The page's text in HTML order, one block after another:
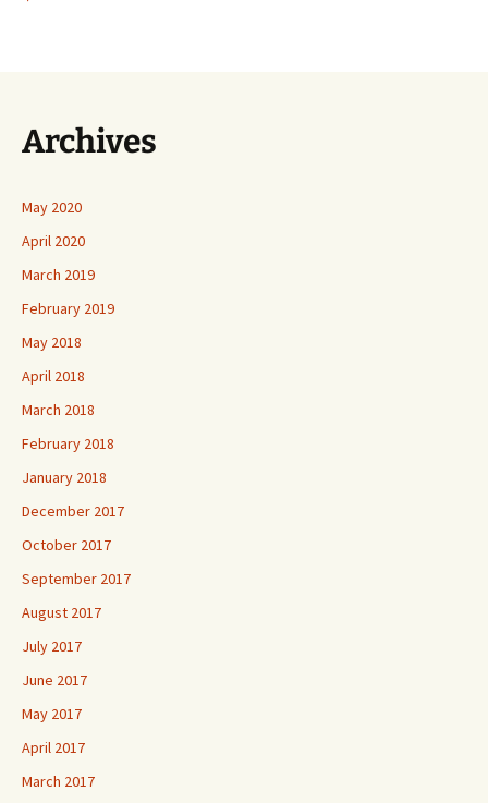
Archives
May 2020
April 2020
March 2019
February 2019
May 2018
April 2018
March 2018
February 2018
January 2018
December 2017
October 2017
September 2017
August 2017
July 2017
June 2017
May 2017
April 2017
March 2017